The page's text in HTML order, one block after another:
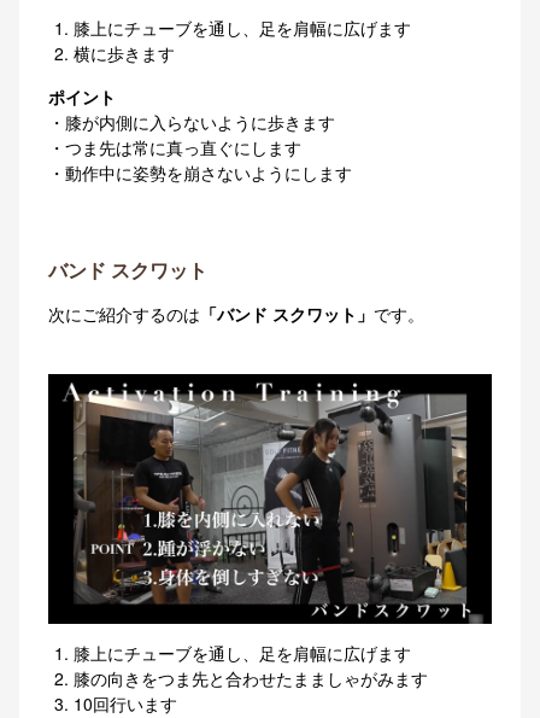
膝上にチューブを通し、足を肩幅に広げます
横に歩きます
ポイント
・膝が内側に入らないように歩きます
・つま先は常に真っ直ぐにします
・動作中に姿勢を崩さないようにします
バンド スクワット
次にご紹介するのは 「バンド スクワット」 です。
膝上にチューブを通し、足を肩幅に広げます
膝の向きをつま先と合わせたまましゃがみます
10回行います